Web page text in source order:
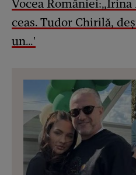
Vocea
ceas. Tudor Chirilă,
un…'